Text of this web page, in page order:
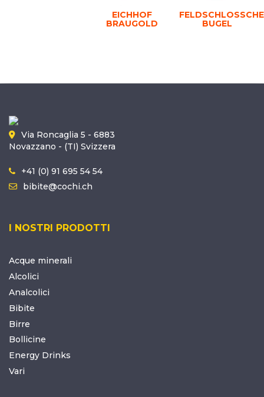
EICHHOF
BRAUGOLD
BUGEL
Via Roncaglia 5 - 6883
Novazzano - (TI) Svizzera
+41 (0) 91 695 54 54
bibite@cochi.ch
I NOSTRI PRODOTTI
Acque minerali
Alcolici
Analcolici
Bibite
Birre
Bollicine
Energy Drinks
Vari